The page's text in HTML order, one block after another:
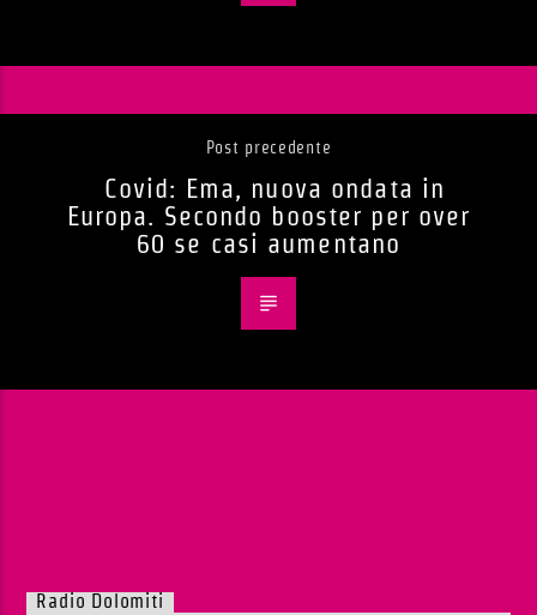
Post precedente
Covid: Ema, nuova ondata in
Europa. Secondo booster per over
60 se casi aumentano
Radio Dolomiti